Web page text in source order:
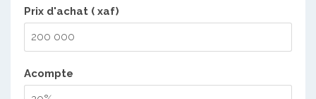
Prix d'achat ( xaf)
Acompte